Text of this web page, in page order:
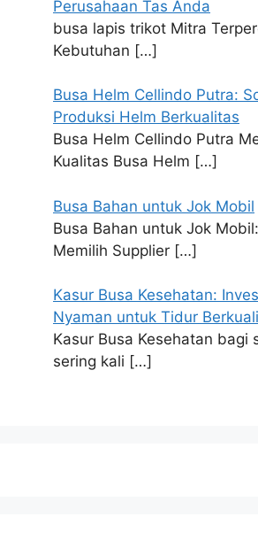
Perusahaan Tas Anda
busa lapis trikot Mitra
Kebutuhan […]
Busa Helm Cellindo Putra:
Produksi Helm Berkualitas
Busa Helm Cellindo Putra
Kualitas Busa Helm […]
Busa Bahan untuk Jok Mobil
Busa Bahan untuk Jok
Memilih Supplier […]
Kasur Busa Kesehatan:
Nyaman untuk Tidur
Kasur Busa Kesehatan bagi
sering kali […]